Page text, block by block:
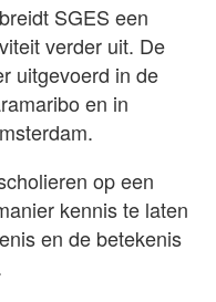
SGES een
verder uit. De
uitgevoerd in de
en in
op een
kennis te laten
en de betekenis